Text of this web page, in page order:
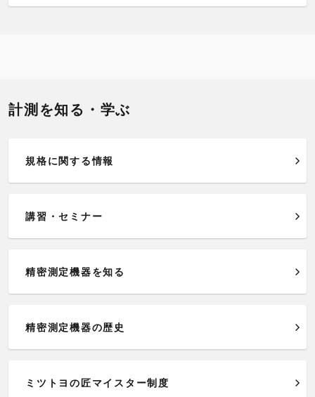
計測を知る・学ぶ
規格に関する情報
講習・セミナー
精密測定機器を知る
精密測定機器の歴史
ミツトヨの匠マイスター制度